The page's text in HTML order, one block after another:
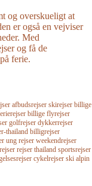
og overskueligt at
er også en vejviser
Med
og få de
ferie.
afbudsrejser skirejser billige
billige flyrejser
golfrejser dykkerrejser
thailand billigrejser
ung rejser weekendrejser
rejser thailand sportsrejser
cykelrejser ski alpin